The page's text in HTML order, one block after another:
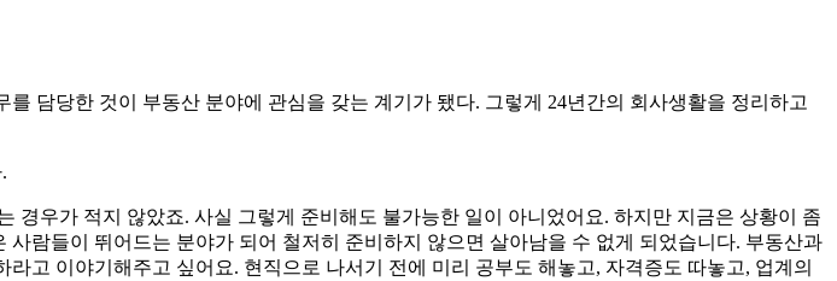
담당한 것이 부동산 분야에 관심을 갖는 계기가 됐다. 그렇게 24년간의 회사생활을 정리하고
우가 적지 않았죠. 사실 그렇게 준비해도 불가능한 일이 아니었어요. 하지만 지금은 상황이 좀
람들이 뛰어드는 분야가 되어 철저히 준비하지 않으면 살아남을 수 없게 되었습니다. 부동산과
고 이야기해주고 싶어요. 현직으로 나서기 전에 미리 공부도 해놓고, 자격증도 따놓고, 업계의